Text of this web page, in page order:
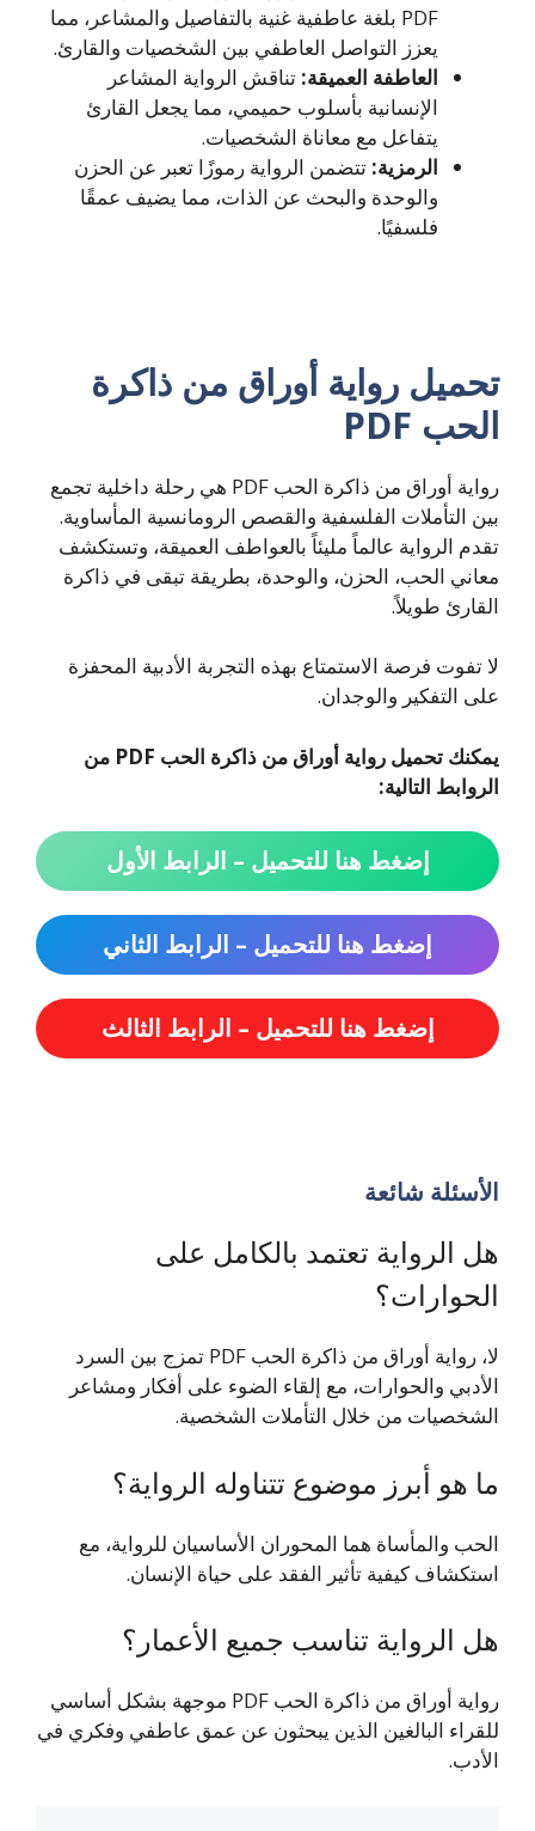
PDF بلغة عاطفية غنية بالتفاصيل والمشاعر، مما
يعزز التواصل العاطفي بين الشخصيات والقارئ.
العاطفة العميقة: تناقش الرواية المشاعر
الإنسانية بأسلوب حميمي، مما يجعل القارئ
يتفاعل مع معاناة الشخصيات.
الرمزية: تتضمن الرواية رموزًا تعبر عن الحزن
والوحدة والبحث عن الذات، مما يضيف عمقًا
فلسفيًا.
تحميل رواية أوراق من ذاكرة
الحب PDF
رواية أوراق من ذاكرة الحب PDF هي رحلة داخلية تجمع
بين التأملات الفلسفية والقصص الرومانسية المأساوية.
تقدم الرواية عالماً مليئاً بالعواطف العميقة، وتستكشف
معاني الحب، الحزن، والوحدة، بطريقة تبقى في ذاكرة
القارئ طويلاً.
لا تفوت فرصة الاستمتاع بهذه التجربة الأدبية المحفزة
على التفكير والوجدان.
يمكنك تحميل رواية أوراق من ذاكرة الحب PDF من
الروابط التالية:
إضغط هنا للتحميل – الرابط الأول
إضغط هنا للتحميل – الرابط الثاني
إضغط هنا للتحميل – الرابط الثالث
الأسئلة شائعة
هل الرواية تعتمد بالكامل على
الحوارات؟
لا، رواية أوراق من ذاكرة الحب PDF تمزج بين السرد
الأدبي والحوارات، مع إلقاء الضوء على أفكار ومشاعر
الشخصيات من خلال التأملات الشخصية.
ما هو أبرز موضوع تتناوله الرواية؟
الحب والمأساة هما المحوران الأساسيان للرواية، مع
استكشاف كيفية تأثير الفقد على حياة الإنسان.
هل الرواية تناسب جميع الأعمار؟
رواية أوراق من ذاكرة الحب PDF موجهة بشكل أساسي
للقراء البالغين الذين يبحثون عن عمق عاطفي وفكري في
الأدب.